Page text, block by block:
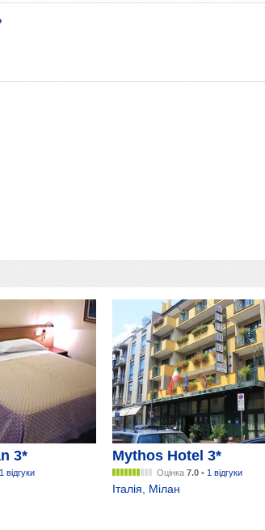
3*
1 відгуки
Mythos Hotel 3*
Оцінка7.0 • 1 відгуки
Італія Мілан